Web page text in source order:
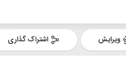
ویرایش اشتراک گذاری